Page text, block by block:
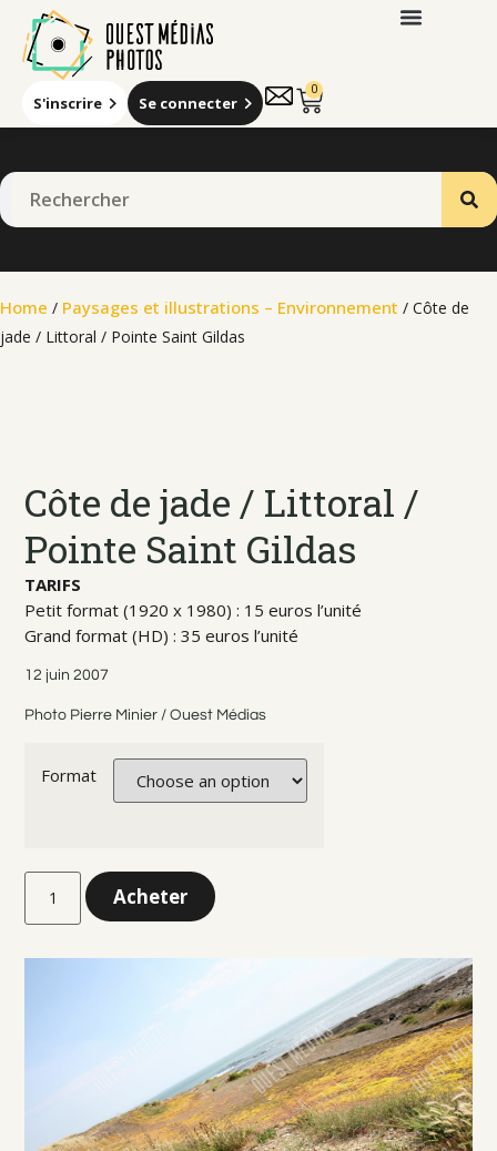
S'inscrire Se connecter
0
Home / Paysages et illustrations – Environnement / Côte de
jade / Littoral / Pointe Saint Gildas
Côte de jade / Littoral /
Pointe Saint Gildas
TARIFS
Petit format (1920 x 1980) : 15 euros l’unité
Grand format (HD) : 35 euros l’unité
12 juin 2007
Photo Pierre Minier / Ouest Médias
Format
Acheter